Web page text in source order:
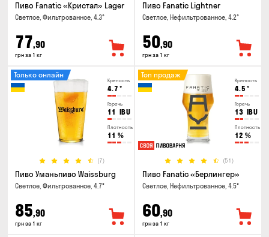
Пиво Fanatic «Кристал» Lager
Светлое, Фильтрованное, 4.3°
77,90
грн за 1 кг
Пиво Fanatic Lightner
Светлое, Нефильтрованное, 4.2°
50,90
грн за 1 кг
Крепость
4.7 °
Горечь
11 IBU
Плотность
11 %
(7)
Только онлайн
Пиво Уманьпиво Waissburg
Светлое, Фильтрованное, 4.7°
85,90
грн за 1 кг
Крепость
4.5 °
Горечь
13 IBU
Плотность
12 %
(51)
Топ продаж
Пиво Fanatic «Берлингер»
Светлое, Нефильтрованное, 4.5°
60,90
грн за 1 кг